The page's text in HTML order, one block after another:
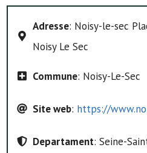
Adresse: Noisy-le-sec
Noisy Le Sec
Commune: Noisy-Le-Sec
Site web: https://
Departament: Seine-